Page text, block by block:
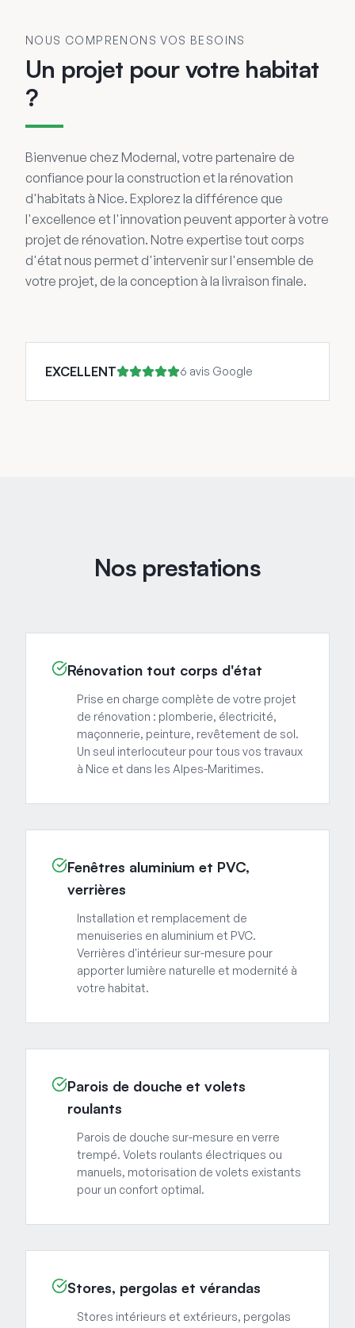
NOUS COMPRENONS VOS BESOINS
Un projet pour votre habitat
?
Bienvenue chez Modernal, votre partenaire de
confiance pour la construction et la rénovation
d'habitats à Nice. Explorez la différence que
l'excellence et l'innovation peuvent apporter à votre
projet de rénovation. Notre expertise tout corps
d'état nous permet d'intervenir sur l'ensemble de
votre projet, de la conception à la livraison finale.
EXCELLENT 6 avis Google
Nos prestations
Rénovation tout corps d'état
Prise en charge complète de votre projet
de rénovation : plomberie, électricité,
maçonnerie, peinture, revêtement de sol.
Un seul interlocuteur pour tous vos travaux
à Nice et dans les Alpes-Maritimes.
Fenêtres aluminium et PVC,
verrières
Installation et remplacement de
menuiseries en aluminium et PVC.
Verrières d'intérieur sur-mesure pour
apporter lumière naturelle et modernité à
votre habitat.
Parois de douche et volets
roulants
Parois de douche sur-mesure en verre
trempé. Volets roulants électriques ou
manuels, motorisation de volets existants
pour un confort optimal.
Stores, pergolas et vérandas
Stores intérieurs et extérieurs, pergolas